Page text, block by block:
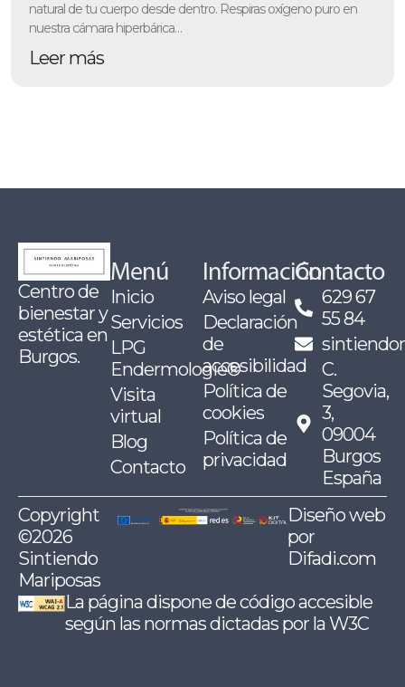
natural de tu cuerpo desde dentro. Respiras oxígeno puro en
nuestra cámara hiperbárica…
Leer más
Centro de
bienestar y
estética en
Burgos.
Menú
Inicio
Servicios
LPG
Endermologie®
Visita
virtual
Blog
Contacto
Información
Aviso legal
Declaración
de
accesibilidad
Política de
cookies
Política de
privacidad
Contacto
629 67
55 84
C.
Segovia,
3,
09004
Burgos
España
Copyright
©2026
Sintiendo
Mariposas
Diseño web
por
Difadi.com
La página dispone de código accesible
según las normas dictadas por la W3C